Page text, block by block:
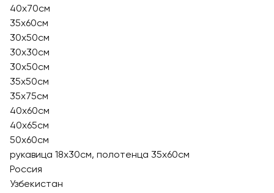
40х70см
35х60см
30x50см
30х30см
30х50см
35х50см
35х75см
40х60см
40х65см
50х60см
рукавица 18х30см, полотенца 35х60см
Россия
Узбекистан